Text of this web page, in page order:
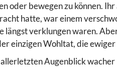
oder bewegen zu können.
hatte, war einem
längst verklungen waren.
einzigen Wohltat, die
Augenblick wacher